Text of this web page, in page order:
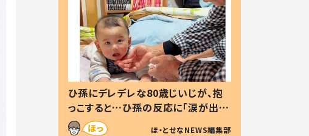
ひ孫にデレデレな80歳じいじが、抱
っこすると…ひ孫の反応に「涙が出ま
した」「可愛くて仕方ない」
ほ・とせなNEWS編集部